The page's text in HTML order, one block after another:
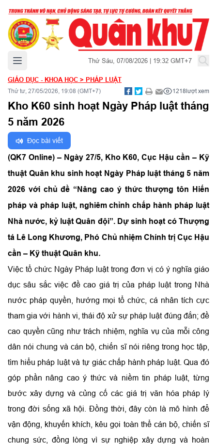
Mở menu chính Thứ Sáu, 07/08/2026 | 19:32 GMT+7
GIÁO DỤC - KHOA HỌC > PHÁP LUẬT
Thứ tư, 27/05/2026, 19:08 (GMT+7) 1218lượt xem
Kho K60 sinh hoạt Ngày Pháp luật tháng
5 năm 2026
Đọc bài viết
(QK7 Online) – Ngày 27/5, Kho K60, Cục Hậu cần – Kỹ
thuật Quân khu sinh hoạt Ngày Pháp luật tháng 5 năm
2026 với chủ đề “Nâng cao ý thức thượng tôn Hiến
pháp và pháp luật, nghiêm chỉnh chấp hành pháp luật
Nhà nước, kỷ luật Quân đội”. Dự sinh hoạt có Thượng
tá Lê Long Khương, Phó Chủ nhiệm Chính trị Cục Hậu
cần – Kỹ thuật Quân khu.
Việc tổ chức Ngày Pháp luật trong đơn vị có ý nghĩa giáo
dục sâu sắc việc đề cao giá trị của pháp luật trong Nhà
nước pháp quyền, hướng mọi tổ chức, cá nhân tích cực
tham gia với hành vi, thái độ xử sự pháp luật đúng đắn; đề
cao quyền cũng như trách nhiệm, nghĩa vụ của mỗi công
dân nói chung và cán bộ, chiến sĩ nói riêng trong học tập,
tìm hiểu pháp luật và tự giác chấp hành pháp luật. Qua đó
góp phần nâng cao ý thức và niềm tin pháp luật, từng
bước xây dựng và củng cố các giá trị văn hóa pháp lý
trong đời sống xã hội. Đồng thời, đây còn là mô hình để
vận động, khuyến khích, kêu gọi toàn thể cán bộ, chiến sĩ
chung sức, đồng lòng vì sự nghiệp xây dựng và hoàn